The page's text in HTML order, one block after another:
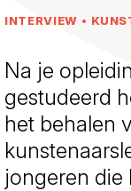
INTERVIEW •
Na je
gestudeerd
het behalen
jongeren die